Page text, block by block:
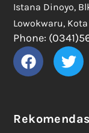
Istana Dinoyo,
Lowokwaru,
Phone: